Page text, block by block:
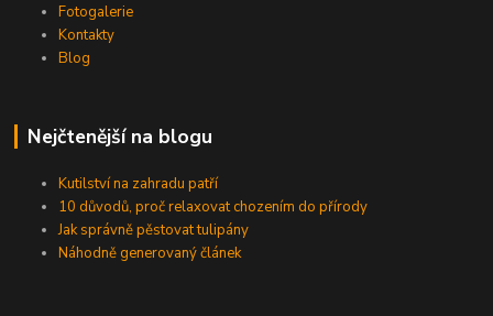
Fotogalerie
Kontakty
Blog
Nejčtenější na blogu
Kutilství na zahradu patří
10 důvodů, proč relaxovat chozením do přírody
Jak správně pěstovat tulipány
Náhodně generovaný článek